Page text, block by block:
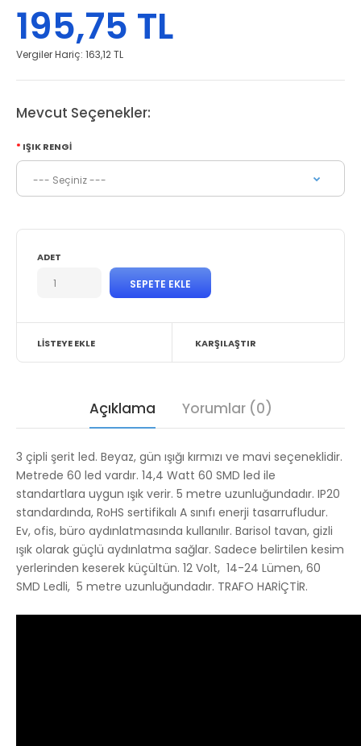
195,75 TL
Vergiler Hariç: 163,12 TL
Mevcut Seçenekler:
IŞIK RENGI
ADET
LISTEYE EKLE KARŞILAŞTIR
Açıklama Yorumlar (0)
3 çipli şerit led. Beyaz, gün ışığı kırmızı ve mavi seçeneklidir.
Metrede 60 led vardır. 14,4 Watt 60 SMD led ile
standartlara uygun ışık verir. 5 metre uzunluğundadır. IP20
standardında, RoHS sertifikalı A sınıfı enerji tasarrufludur.
Ev, ofis, büro aydınlatmasında kullanılır. Barisol tavan, gizli
ışık olarak güçlü aydınlatma sağlar. Sadece belirtilen kesim
yerlerinden keserek küçültün. 12 Volt, 14-24 Lümen, 60
SMD Ledli, 5 metre uzunluğundadır. TRAFO HARİÇTİR.